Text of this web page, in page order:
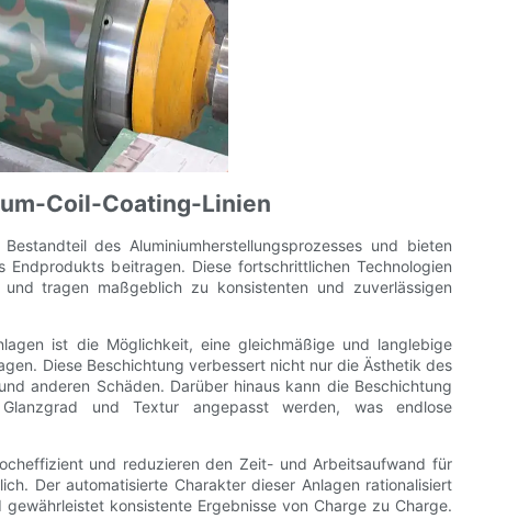
Coil-Coating-Linien
des Aluminiumherstellungsprozesses und bieten
beitragen. Diese fortschrittlichen Technologien
tragen maßgeblich zu konsistenten und zuverlässigen
ist die Möglichkeit, eine gleichmäßige und langlebige
Diese Beschichtung verbessert nicht nur die Ästhetik des
anderen Schäden. Darüber hinaus kann die Beschichtung
und Textur angepasst werden, was endlose
und reduzieren den Zeit- und Arbeitsaufwand für
Der automatisierte Charakter dieser Anlagen rationalisiert
konsistente Ergebnisse von Charge zu Charge.